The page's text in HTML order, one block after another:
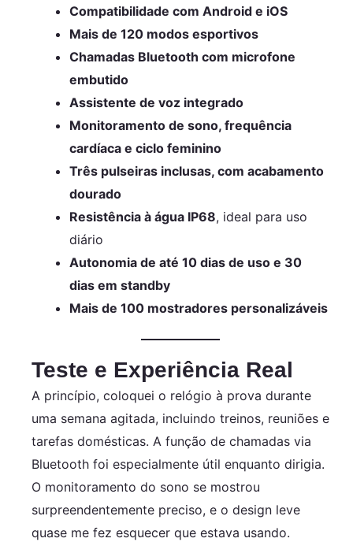
Compatibilidade com Android e iOS
Mais de 120 modos esportivos
Chamadas Bluetooth com microfone
embutido
Assistente de voz integrado
Monitoramento de sono, frequência
cardíaca e ciclo feminino
Três pulseiras inclusas, com acabamento
dourado
Resistência à água IP68, ideal para uso
diário
Autonomia de até 10 dias de uso e 30
dias em standby
Mais de 100 mostradores personalizáveis
Teste e Experiência Real
A princípio, coloquei o relógio à prova durante
uma semana agitada, incluindo treinos, reuniões e
tarefas domésticas. A função de chamadas via
Bluetooth foi especialmente útil enquanto dirigia.
O monitoramento do sono se mostrou
surpreendentemente preciso, e o design leve
quase me fez esquecer que estava usando.